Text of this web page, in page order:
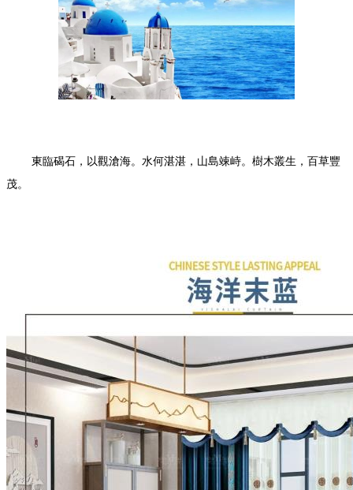
東臨碣石，以觀滄海。水何湛湛，山島竦峙。樹木叢生，百草豐
茂。